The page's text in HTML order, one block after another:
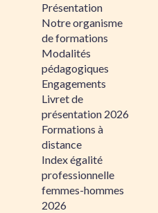
Présentation
Notre organisme
de formations
Modalités
pédagogiques
Engagements
Livret de
présentation 2026
Formations à
distance
Index égalité
professionnelle
femmes-hommes
2026